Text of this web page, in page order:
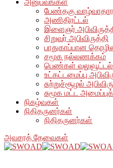
அனுபவங்கள்
பேண்தகு
அணிதிரட்டல்
இளைஞர்
சிறுவர் அபிவிருத்தி
பாதுகாப்பான
சமூக நல்லணக்கம்
பெண்கள் வலுவூட்டல்
உட்கட்டமைப்பு
சுற்றுச்சூழல்
சுமூக மட்ட
நிகழ்வுகள்
நிதிதருனர்கள்
நிதிதருனர்கள்
அவசரத் தேவைகள்